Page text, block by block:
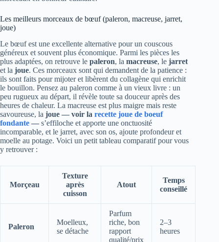
Les meilleurs morceaux de bœuf (paleron, macreuse, jarret,
joue)
Le bœuf est une excellente alternative pour un couscous
généreux et souvent plus économique. Parmi les pièces les
plus adaptées, on retrouve le paleron, la macreuse, le jarret
et la joue. Ces morceaux sont qui demandent de la patience :
ils sont faits pour mijoter et libèrent du collagène qui enrichit
le bouillon. Pensez au paleron comme à un vieux livre : un
peu rugueux au départ, il révèle toute sa douceur après des
heures de chaleur. La macreuse est plus maigre mais reste
savoureuse, la joue — voir la recette joue de boeuf
fondante — s’effiloche et apporte une onctuosité
incomparable, et le jarret, avec son os, ajoute profondeur et
moelle au potage. Voici un petit tableau comparatif pour vous
y retrouver :
Morçeau
Texture
après
cuisson
Atout
Temps
conseillé
Paleron
Moelleux,
se détache
Parfum
riche, bon
rapport
qualité/prix
2–3
heures